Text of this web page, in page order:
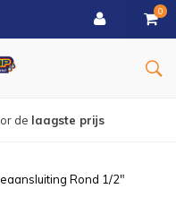
0
€ 150
Rond 1/2"